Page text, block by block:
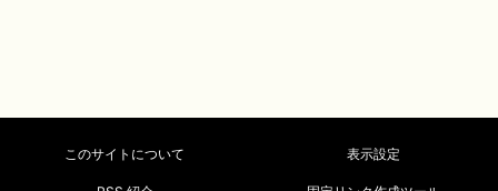
このサイトについて 表示設定